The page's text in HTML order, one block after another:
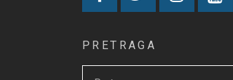
PRETRAGA